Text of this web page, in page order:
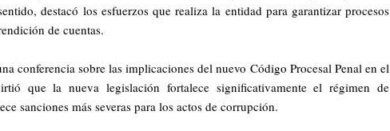
destacó los esfuerzos que realiza la entidad para garantizar procesos
de cuentas.
conferencia sobre las implicaciones del nuevo Código Procesal Penal en el
que la nueva legislación fortalece significativamente el régimen de
sanciones más severas para los actos de corrupción.